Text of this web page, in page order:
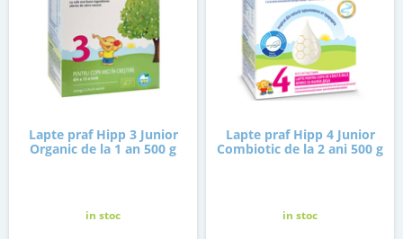
Lapte praf Hipp 3 Junior
Organic de la 1 an 500 g
in stoc
Lapte praf Hipp 4 Junior
Combiotic de la 2 ani 500 g
in stoc